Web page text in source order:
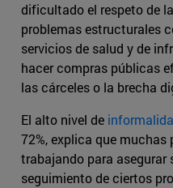
dificultado el respeto de
problemas estructurales
servicios de salud y de
hacer compras públicas
las cárceles o la brecha
El alto nivel de
72%, explica que muchas
trabajando para asegurar
seguimiento de ciertos